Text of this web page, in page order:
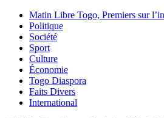
Matin Libre Togo, Premiers sur
Politique
Société
Sport
Culture
Économie
Togo Diaspora
Faits Divers
International